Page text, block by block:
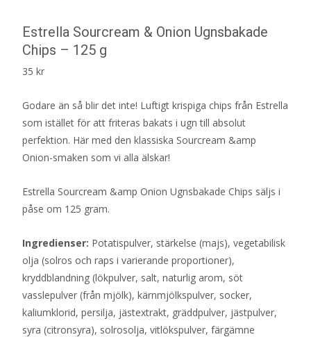
Estrella Sourcream & Onion Ugnsbakade
Chips – 125 g
35 kr
Godare än så blir det inte! Luftigt krispiga chips från Estrella
som istället för att friteras bakats i ugn till absolut
perfektion. Här med den klassiska Sourcream &amp
Onion-smaken som vi alla älskar!
Estrella Sourcream &amp Onion Ugnsbakade Chips säljs i
påse om 125 gram.
Ingredienser: Potatispulver, stärkelse (majs), vegetabilisk
olja (solros och raps i varierande proportioner),
kryddblandning (lökpulver, salt, naturlig arom, söt
vasslepulver (från mjölk), kärnmjölkspulver, socker,
kaliumklorid, persilja, jästextrakt, gräddpulver, jästpulver,
syra (citronsyra), solrosolja, vitlökspulver, färgämne